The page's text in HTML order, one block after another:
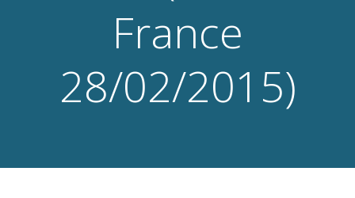
France
28/02/2015)